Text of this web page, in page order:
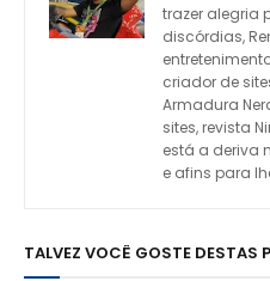
trazer alegria
discórdias,
criador de
Armadura
sites, revista
está a deriva
e afins para
TALVEZ VOCÊ GOSTE DESTAS